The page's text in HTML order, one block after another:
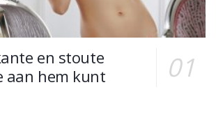
en stoute
aan hem kunt